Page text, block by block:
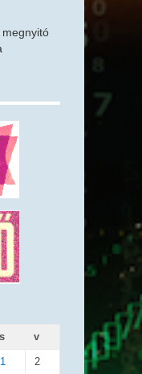
megnyitó
s v
1 2